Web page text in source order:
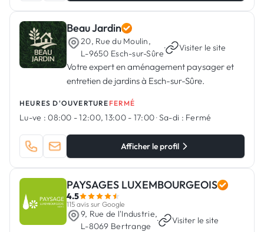
Beau Jardin
20, Rue du Moulin,
L-9650 Esch-sur-Sûre
· Visiter le site
Votre expert en aménagement paysager et
entretien de jardins à Esch-sur-Sûre.
HEURES D'OUVERTURE FERMÉ
Lu-ve : 08:00 - 12:00, 13:00 - 17:00·Sa-di : Fermé
Afficher le profil
PAYSAGES LUXEMBOURGEOIS
4.5
115 avis sur Google
9, Rue de l'Industrie,
L-8069 Bertrange
· Visiter le site